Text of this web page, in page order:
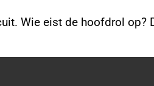
Wie eist de hoofdrol op?